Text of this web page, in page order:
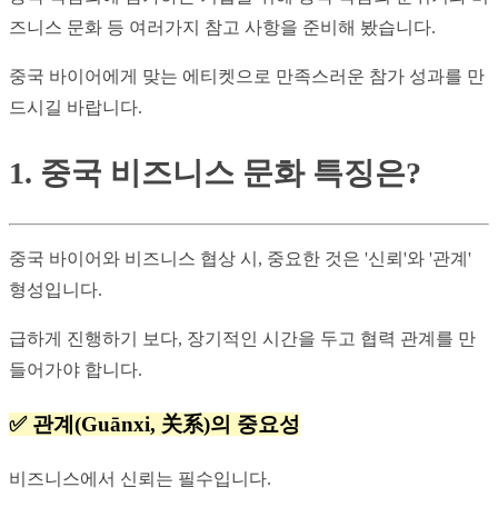
즈니스 문화 등 여러가지 참고 사항을 준비해 봤습니다.
중국 바이어에게 맞는 에티켓으로 만족스러운 참가 성과를 만
드시길 바랍니다.
1. 중국 비즈니스 문화 특징은?
중국 바이어와 비즈니스 협상 시, 중요한 것은 '신뢰'와 '관계'
형성입니다.
급하게 진행하기 보다, 장기적인 시간을 두고 협력 관계를 만
들어가야 합니다.
✅ 관계(Guānxi, 关系)의 중요성
비즈니스에서 신뢰는 필수입니다.